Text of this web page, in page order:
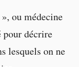
ou médecine
pour décrire
lesquels on ne